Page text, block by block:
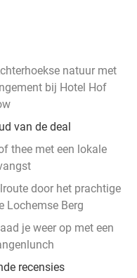
natuur met
bij Hotel Hof
van de deal
thee met een lokale
door het prachtige
Lochemse Berg
je weer op met een
recensies